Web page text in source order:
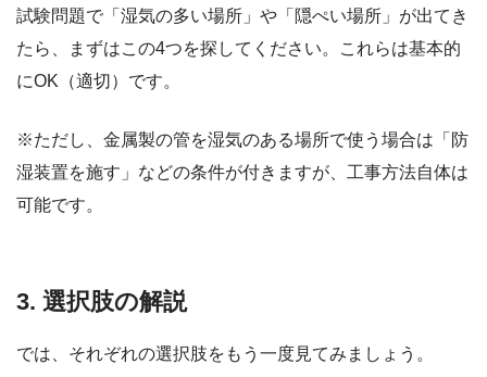
試験問題で「湿気の多い場所」や「隠ぺい場所」が出てき
たら、まずはこの4つを探してください。これらは基本的
にOK（適切）です。
※ただし、金属製の管を湿気のある場所で使う場合は「防
湿装置を施す」などの条件が付きますが、工事方法自体は
可能です。
3. 選択肢の解説
では、それぞれの選択肢をもう一度見てみましょう。